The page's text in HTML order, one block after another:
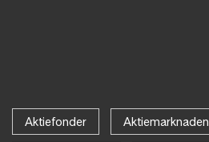
Aktiefonder Aktiemarknaden